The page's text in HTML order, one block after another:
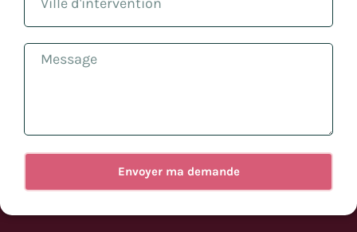
Envoyer ma demande